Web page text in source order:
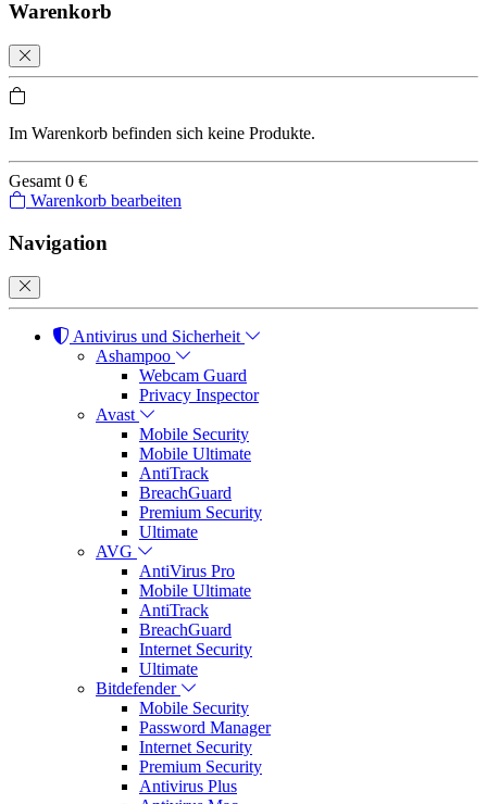
Warenkorb
Im Warenkorb befinden sich keine Produkte.
Gesamt 0 €
Warenkorb bearbeiten
Navigation
Antivirus und Sicherheit
Ashampoo
Webcam Guard
Privacy Inspector
Avast
Mobile Security
Mobile Ultimate
AntiTrack
BreachGuard
Premium Security
Ultimate
AVG
AntiVirus Pro
Mobile Ultimate
AntiTrack
BreachGuard
Internet Security
Ultimate
Bitdefender
Mobile Security
Password Manager
Internet Security
Premium Security
Antivirus Plus